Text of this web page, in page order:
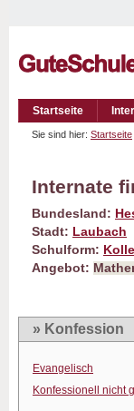
Startseite
Sie sind hier: Startseite
Internate
Bundesland:
Stadt: Laubach
Schulform:
Angebot:
» Konfession
Evangelisch
Konfessionell nicht